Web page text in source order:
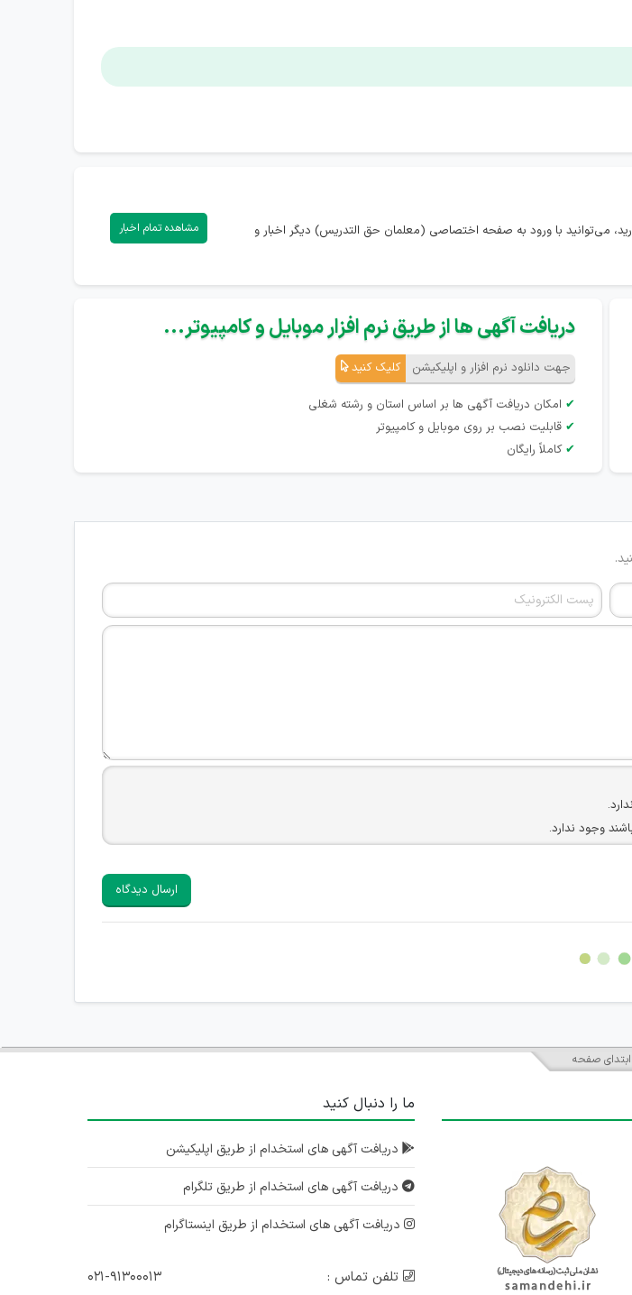
می‌توانید با ورود به صفحه اختصاصی (معلمان حق التدریس) دیگر اخبار و
مشاهده تمام اخبار
دریافت آگهی ها از طریق نرم افزار موبایل و کامپیوتر...
جهت دانلود نرم افزار و اپلیکیشن کلیک کنید
✔ امکان دریافت آگهی ها بر اساس استان و رشته شغلی
✔ قابلیت نصب بر روی موبایل و کامپیوتر
✔ کاملاً رایگان
وجود ندارد.
ارسال دیدگاه
ابتدای صفحه
ما را دنبال کنید
دریافت آگهی های استخدام از طریق اپلیکیشن
دریافت آگهی های استخدام از طریق تلگرام
دریافت آگهی های استخدام از طریق اینستاگرام
تلفن تماس : ۰۲۱-۹۱۳۰۰۰۱۳